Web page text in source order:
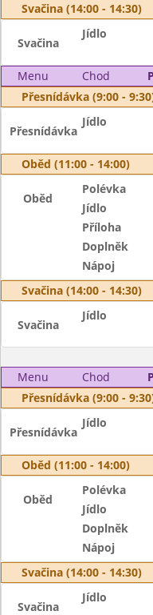
Svačina (14:00 - 14:30)
Svačina
Jídlo
Menu Chod
Přesnídávka (9:00 -
Přesnídávka
Jídlo
Oběd (11:00 - 14:00)
Oběd
Polévka
Jídlo
Příloha
Doplněk
Nápoj
Svačina (14:00 - 14:30)
Svačina
Jídlo
Menu Chod
Přesnídávka (9:00 -
Přesnídávka
Jídlo
Oběd (11:00 - 14:00)
Oběd
Polévka
Jídlo
Doplněk
Nápoj
Svačina (14:00 - 14:30)
Svačina
Jídlo